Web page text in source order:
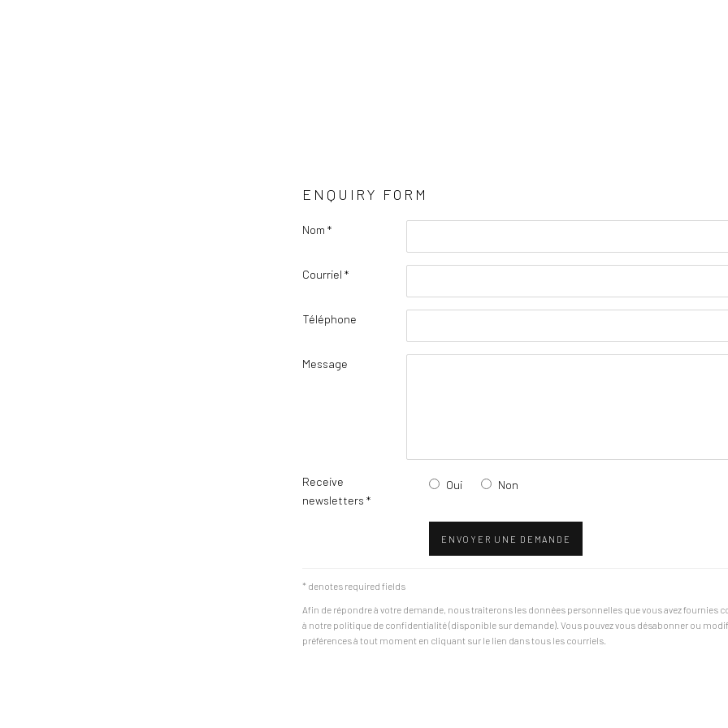
ENQUIRY FORM
Nom *
Courriel *
Téléphone
Message
Receive
newsletters *
Oui Non
ENVOYER UNE DEMANDE
* denotes required fields
Afin de répondre à votre demande, nous traiterons les données personnelles que vous avez fournies
à notre politique de confidentialité (disponible sur demande). Vous pouvez vous désabonner ou
préférences à tout moment en cliquant sur le lien dans tous les courriels.